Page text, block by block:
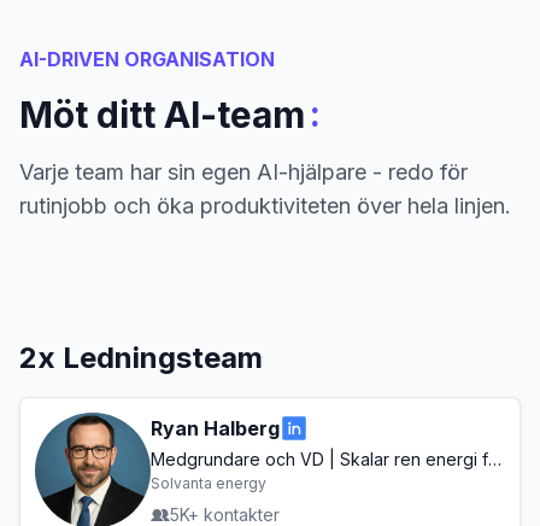
AI-DRIVEN ORGANISATION
Möt ditt AI-team:
Varje team har sin egen AI-hjälpare - redo för
rutinjobb och öka produktiviteten över hela linjen.
2x Ledningsteam
Ryan Halberg
Medgrundare och VD | Skalar ren energi för
en hållbar framtid
Solvanta energy
5K+ kontakter